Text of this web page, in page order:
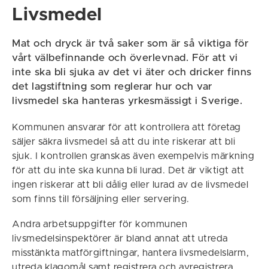
Livsmedel
Mat och dryck är två saker som är så viktiga för
vårt välbefinnande och överlevnad. För att vi
inte ska bli sjuka av det vi äter och dricker finns
det lagstiftning som reglerar hur och var
livsmedel ska hanteras yrkesmässigt i Sverige.
Kommunen ansvarar för att kontrollera att företag
säljer säkra livsmedel så att du inte riskerar att bli
sjuk. I kontrollen granskas även exempelvis märkning
för att du inte ska kunna bli lurad. Det är viktigt att
ingen riskerar att bli dålig eller lurad av de livsmedel
som finns till försäljning eller servering.
Andra arbetsuppgifter för kommunen
livsmedelsinspektörer är bland annat att utreda
misstänkta matförgiftningar, hantera livsmedelslarm,